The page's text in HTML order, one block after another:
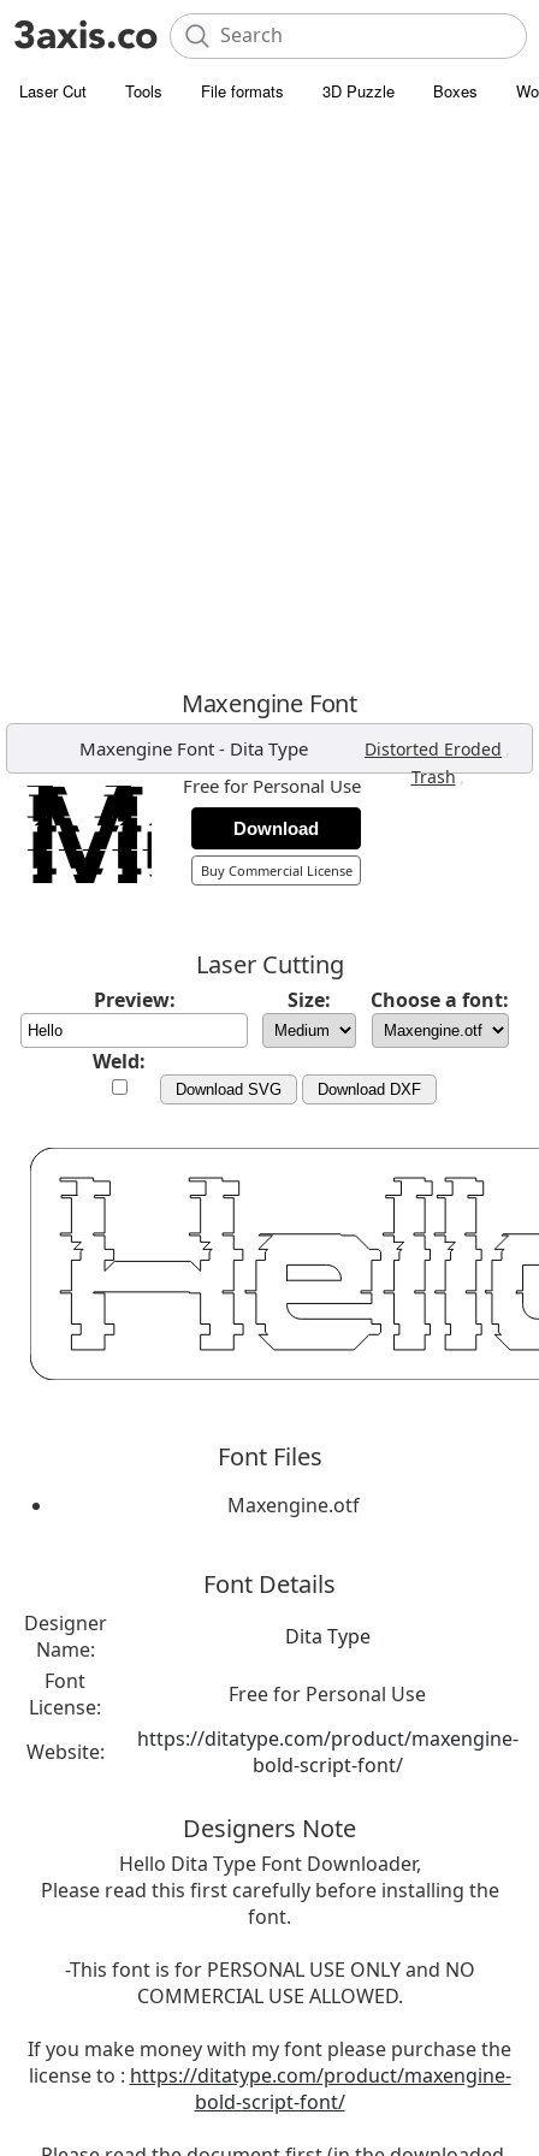
Laser Cut Tools File formats 3D Puzzle Boxes
Maxengine Font
Maxengine Font- Dita Type Distorted Eroded ,
Trash,
Free for Personal Use
Download
Buy Commercial License
Laser Cutting
Preview: Size: Choose a font:
Weld:
Download SVG Download DXF
Font Files
Maxengine.otf
Font Details
Designer
Name:
Dita Type
Font
License:
Free for Personal Use
Website:
https://ditatype.com/product/maxengine-
bold-script-font/
Designers Note
Hello Dita Type Font Downloader,
Please read this first carefully before installing the
font.
-This font is for PERSONAL USE ONLY and NO
COMMERCIAL USE ALLOWED.
If you make money with my font please purchase the
license to : https://ditatype.com/product/maxengine-
bold-script-font/